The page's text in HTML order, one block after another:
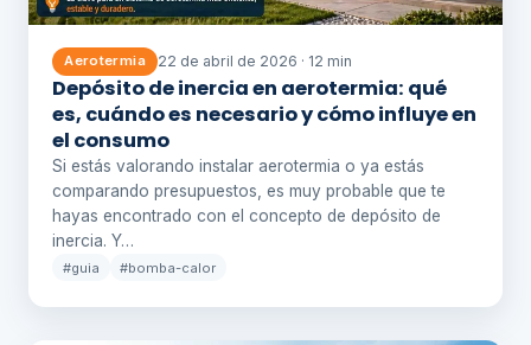
Aerotermia 22 de abril de 2026 · 12 min
Depósito de inercia en aerotermia: qué
es, cuándo es necesario y cómo influye en
el consumo
Si estás valorando instalar aerotermia o ya estás
comparando presupuestos, es muy probable que te
hayas encontrado con el concepto de depósito de
inercia. Y…
#guia #bomba-calor